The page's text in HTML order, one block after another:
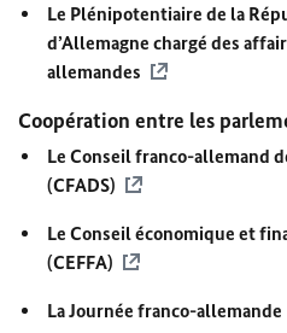
Le Plénipotentiaire de la
d’Allemagne chargé des
allemandes
Coopération entre les
Le Conseil franco-allemand
(CFADS)
Le Conseil économique et
(CEFFA)
La Journée franco-allemande